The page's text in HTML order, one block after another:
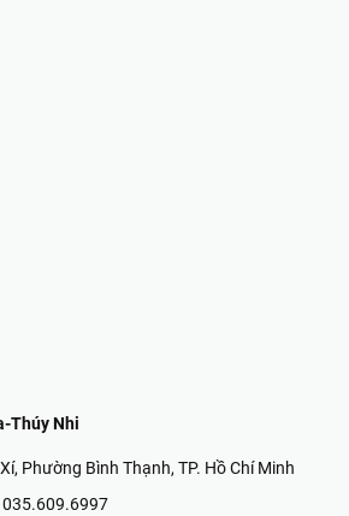
Thúy Nhi
Phường Bình Thạnh, TP. Hồ Chí Minh